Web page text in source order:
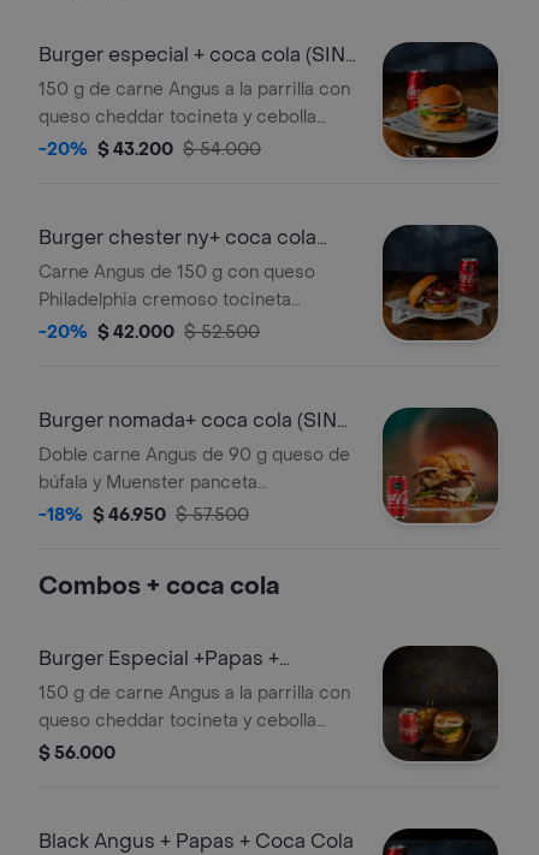
Burger especial + coca cola (SIN
PAPAS)
150 g de carne Angus a la parrilla con
queso cheddar tocineta y cebolla
caramelizada en pan clásico con
-20% $ 43.200 $ 54.000
Burger chester ny+ coca cola
(SIN PAPAS)
Carne Angus de 150 g con queso
Philadelphia cremoso tocineta
caramelizada albahaca tomate y
-20% $ 42.000 $ 52.500
Burger nomada+ coca cola (SIN
PAPAS)
Doble carne Angus de 90 g queso de
búfala y Muenster panceta
caramelizada en Jack Honey hash
-18% $ 46.950 $ 57.500
Combos + coca cola
Burger Especial +Papas +
CocaCola
150 g de carne Angus a la parrilla con
queso cheddar tocineta y cebolla
caramelizada en pan clásico con
$ 56.000
Black Angus + Papas + Coca Cola